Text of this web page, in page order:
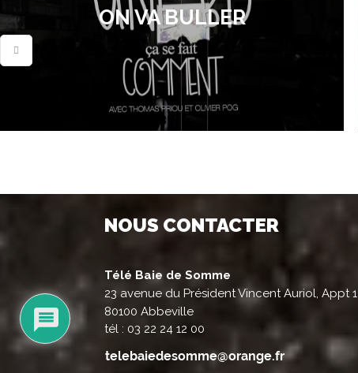
ON VA BULLER
NOUS CONTACTER
Télé Baie de Somme
23 avenue du Président Vincent Auriol, Appt 1
80100 Abbeville
tél : 03 22 24 12 00